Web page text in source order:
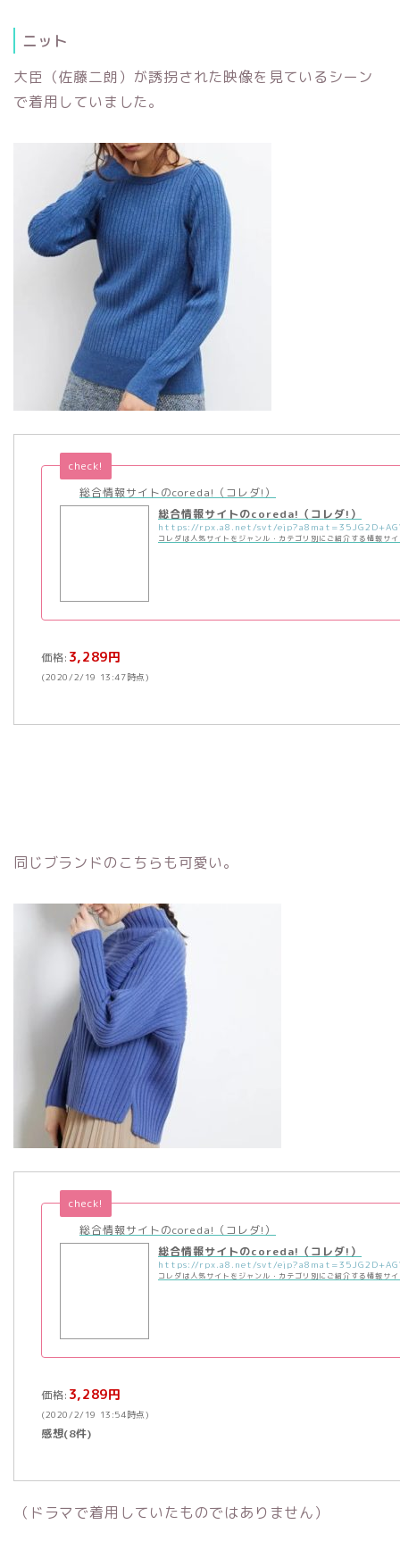
ニット
大臣（佐藤二朗）が誘拐された映像を見ているシーン
で着用していました。
総合情報サイトのcoreda!（コレダ!）
check!
総合情報サイトのcoreda!（コレダ!）
コレダは人気サイトをジャンル・カテゴリ別にご紹介する情報サ
価格: 3,289円
(2020/2/19 13:47時点)
同じブランドのこちらも可愛い。
総合情報サイトのcoreda!（コレダ!）
check!
総合情報サイトのcoreda!（コレダ!）
コレダは人気サイトをジャンル・カテゴリ別にご紹介する情報サ
価格: 3,289円
(2020/2/19 13:54時点)
感想(8件)
（ドラマで着用していたものではありません）